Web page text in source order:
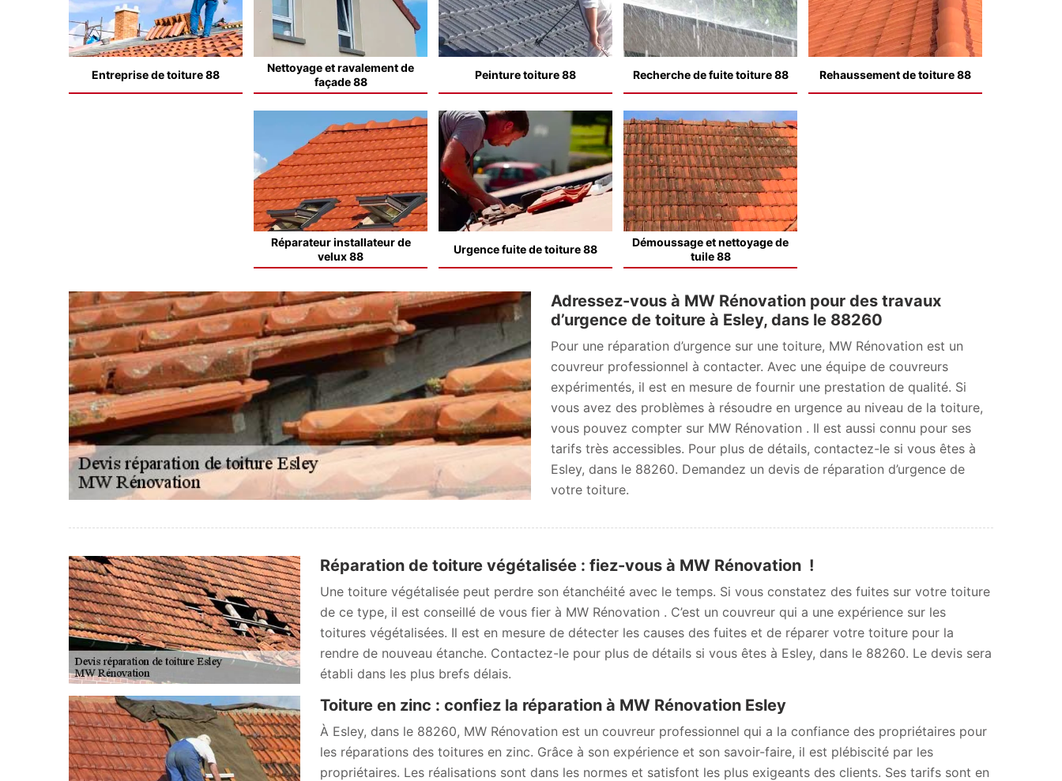
Entreprise de toiture 88
Nettoyage et ravalement de
façade 88
Peinture toiture 88 Recherche de fuite toiture 88 Rehaussement de toiture 88
Réparateur installateur de
velux 88
Urgence fuite de toiture 88
Démoussage et nettoyage de
tuile 88
Adressez-vous à MW Rénovation pour des travaux
d’urgence de toiture à Esley, dans le 88260
Pour une réparation d’urgence sur une toiture, MW Rénovation est un
couvreur professionnel à contacter. Avec une équipe de couvreurs
expérimentés, il est en mesure de fournir une prestation de qualité. Si
vous avez des problèmes à résoudre en urgence au niveau de la toiture,
vous pouvez compter sur MW Rénovation . Il est aussi connu pour ses
tarifs très accessibles. Pour plus de détails, contactez-le si vous êtes à
Esley, dans le 88260. Demandez un devis de réparation d’urgence de
votre toiture.
Réparation de toiture végétalisée : fiez-vous à MW Rénovation !
Une toiture végétalisée peut perdre son étanchéité avec le temps. Si vous constatez des fuites sur votre toiture
de ce type, il est conseillé de vous fier à MW Rénovation . C’est un couvreur qui a une expérience sur les
toitures végétalisées. Il est en mesure de détecter les causes des fuites et de réparer votre toiture pour la
rendre de nouveau étanche. Contactez-le pour plus de détails si vous êtes à Esley, dans le 88260. Le devis sera
établi dans les plus brefs délais.
Toiture en zinc : confiez la réparation à MW Rénovation Esley
À Esley, dans le 88260, MW Rénovation est un couvreur professionnel qui a la confiance des propriétaires pour
les réparations des toitures en zinc. Grâce à son expérience et son savoir-faire, il est plébiscité par les
propriétaires. Les réalisations sont dans les normes et satisfont les plus exigeants des clients. Ses tarifs sont en